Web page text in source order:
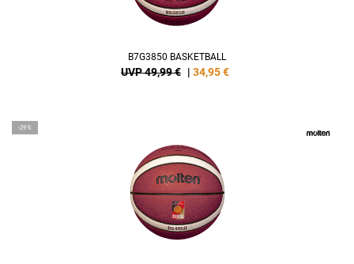
B7G3850 BASKETBALL
UVP 49,99 € | 34,95€
-29%